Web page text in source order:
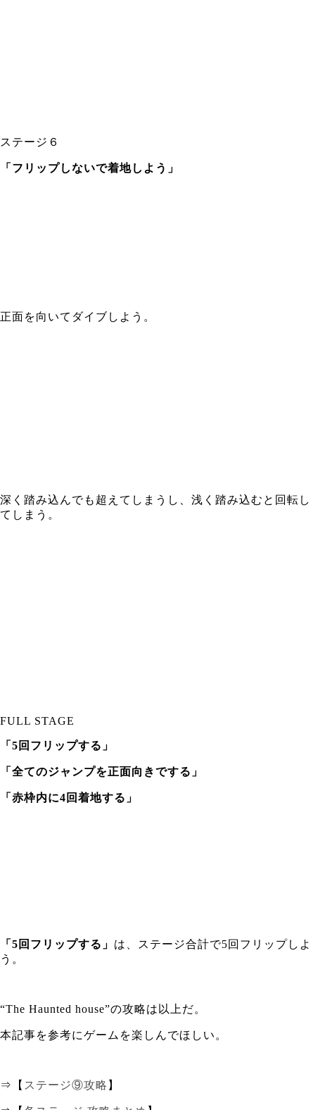
ステージ６
「フリップしないで着地しよう」
正面を向いてダイブしよう。
深く踏み込んでも超えてしまうし、浅く踏み込むと回転し
てしまう。
FULL STAGE
「5回フリップする」
「全てのジャンプを正面向きでする」
「赤枠内に4回着地する」
「5回フリップする」 は、ステージ合計で5回フリップしよ
う。
“The Haunted house”の攻略は以上だ。
本記事を参考にゲームを楽しんでほしい。
⇒【 ステージ⑨攻略 】